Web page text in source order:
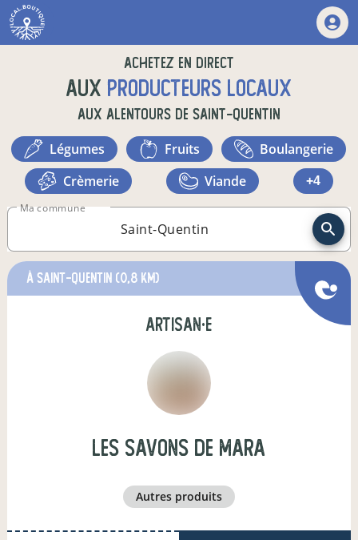
Achetez en direct
auxproducteurs locaux
aux alentours de Saint-Quentin
légumes fruits
boulangerie
crèmerie
viande +4
Ma commune
à Saint-Quentin (0,8 km)
artisan·e
Les savons de Mara
autres produits